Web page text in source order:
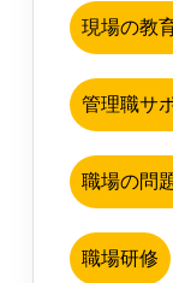
現場の教
管理職サ
職場の問
職場研修